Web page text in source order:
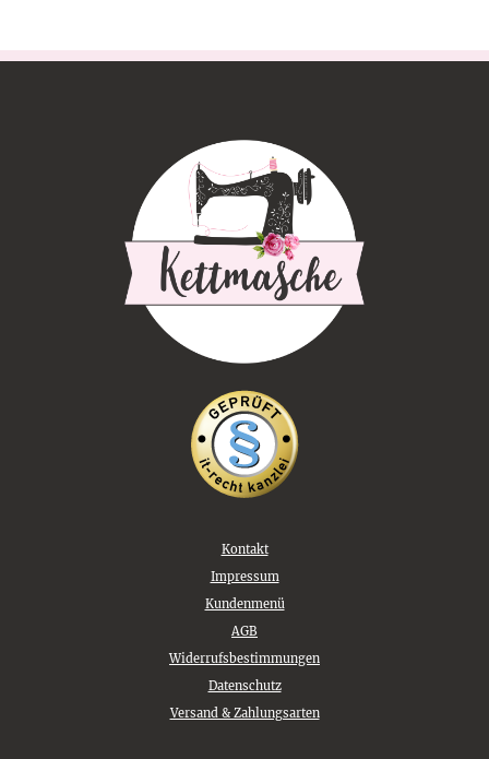
Kontakt
Impressum
Kundenmenü
AGB
Widerrufsbestimmungen
Datenschutz
Versand & Zahlungsarten